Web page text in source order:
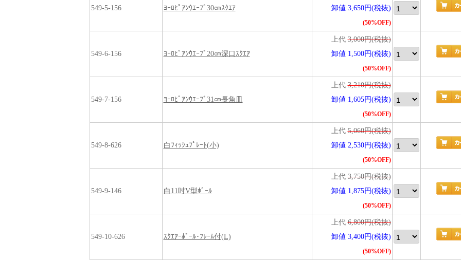
549-5-156 ﾖｰﾛﾋﾟｱﾝｳｴｰﾌﾞ30㎝ｽｸｴｱ
卸値 3,650円(税抜)
(50%OFF)
549-6-156 ﾖｰﾛﾋﾟｱﾝｳｴｰﾌﾞ20㎝深口ｽｸｴｱ
上代3,000円(税抜)
卸値 1,500円(税抜)
(50%OFF)
549-7-156 ﾖｰﾛﾋﾟｱﾝｳｴｰﾌﾞ31㎝長角皿
上代3,210円(税抜)
卸値 1,605円(税抜)
(50%OFF)
549-8-626 白ﾌｨｯｼｭﾌﾟﾚｰﾄ(小)
上代5,060円(税抜)
卸値 2,530円(税抜)
(50%OFF)
549-9-146 白11吋V型ﾎﾞｰﾙ
上代3,750円(税抜)
卸値 1,875円(税抜)
(50%OFF)
549-10-626 ｽｸｴｱｰﾎﾞｰﾙ･ﾌﾚｰﾑ付(L)
上代6,800円(税抜)
卸値 3,400円(税抜)
(50%OFF)